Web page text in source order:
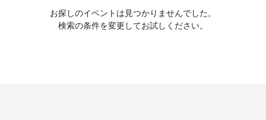
お探しのイベントは見つかりませんでした。
検索の条件を変更してお試しください。